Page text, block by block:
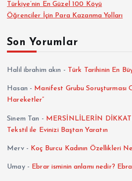
Türkiye’nin En Güzel 100 Köyü
Öğrenciler İçin Para Kazanma Yolları
Son Yorumlar
Halil ibrahim akın - Türk Tarihinin En
Hasan - Manifest Grubu Soruşturması
Hareketler”
Sinem Tan - MERSİNLİLERİN
Tekstil ile Evinizi Baştan Yaratın
Merv- Koç Burcu Kadının Özellikleri
Umay- Ebrar isminin anlamı nedir?